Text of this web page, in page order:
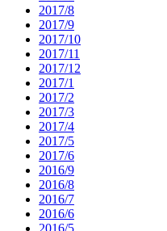
2017/8
2017/9
2017/10
2017/11
2017/12
2017/1
2017/2
2017/3
2017/4
2017/5
2017/6
2016/9
2016/8
2016/7
2016/6
2016/5